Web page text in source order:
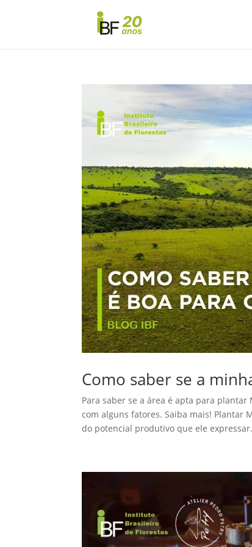
Como saber se a
Para saber se a área é apta para
com alguns fatores. Saiba mais! Plantar
do potencial produtivo que ele